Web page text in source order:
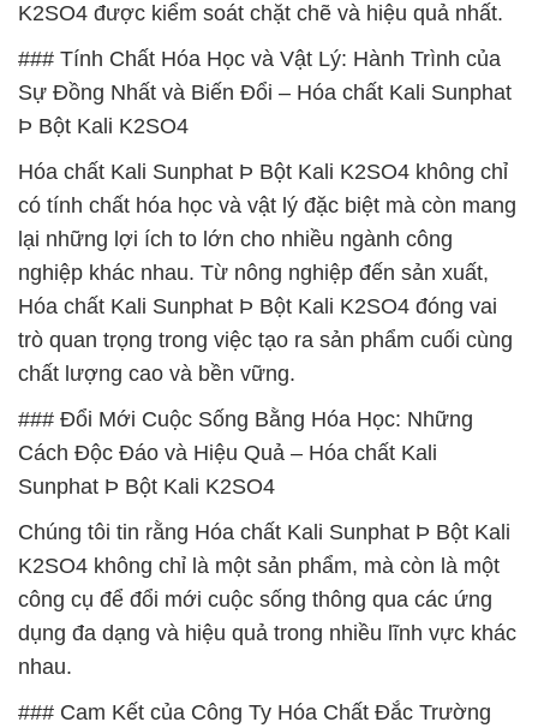
K2SO4 được kiểm soát chặt chẽ và hiệu quả nhất.
### Tính Chất Hóa Học và Vật Lý: Hành Trình của
Sự Đồng Nhất và Biến Đổi – Hóa chất Kali Sunphat
Þ Bột Kali K2SO4
Hóa chất Kali Sunphat Þ Bột Kali K2SO4 không chỉ
có tính chất hóa học và vật lý đặc biệt mà còn mang
lại những lợi ích to lớn cho nhiều ngành công
nghiệp khác nhau. Từ nông nghiệp đến sản xuất,
Hóa chất Kali Sunphat Þ Bột Kali K2SO4 đóng vai
trò quan trọng trong việc tạo ra sản phẩm cuối cùng
chất lượng cao và bền vững.
### Đổi Mới Cuộc Sống Bằng Hóa Học: Những
Cách Độc Đáo và Hiệu Quả – Hóa chất Kali
Sunphat Þ Bột Kali K2SO4
Chúng tôi tin rằng Hóa chất Kali Sunphat Þ Bột Kali
K2SO4 không chỉ là một sản phẩm, mà còn là một
công cụ để đổi mới cuộc sống thông qua các ứng
dụng đa dạng và hiệu quả trong nhiều lĩnh vực khác
nhau.
### Cam Kết của Công Ty Hóa Chất Đắc Trường